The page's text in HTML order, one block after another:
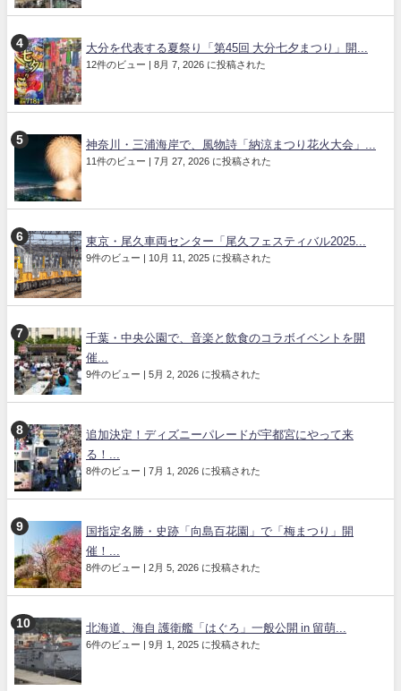
大分を代表する夏祭り「第45回 大分七夕まつり」開...
12件のビュー | 8月 7, 2026 に投稿された
神奈川・三浦海岸で、風物詩「納涼まつり花火大会」...
11件のビュー | 7月 27, 2026 に投稿された
東京・尾久車両センター「尾久フェスティバル2025...
9件のビュー | 10月 11, 2025 に投稿された
千葉・中央公園で、音楽と飲食のコラボイベントを開
催...
9件のビュー | 5月 2, 2026 に投稿された
追加決定！ディズニーパレードが宇都宮にやって来
る！...
8件のビュー | 7月 1, 2026 に投稿された
国指定名勝・史跡「向島百花園」で「梅まつり」開
催！...
8件のビュー | 2月 5, 2026 に投稿された
北海道、海自 護衛艦「はぐろ」一般公開 in 留萌...
6件のビュー | 9月 1, 2025 に投稿された